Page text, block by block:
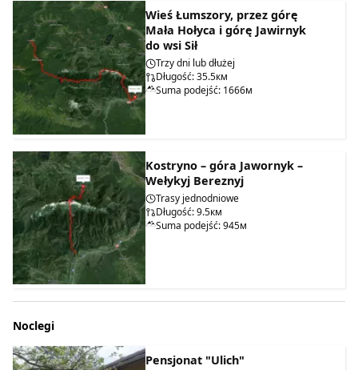
Wieś Łumszory, przez górę
Mała Hołyca i górę Jawirnyk
do wsi Sił
Trzy dni lub dłużej
Długość: 35.5км
Suma podejść: 1666м
Kostryno – góra Jawornyk –
Wełykyj Bereznyj
Trasy jednodniowe
Długość: 9.5км
Suma podejść: 945м
Noclegi
Pensjonat "Ulich"